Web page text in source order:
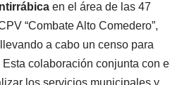
en el área de las 47
“Combate Alto Comedero”,
a cabo un censo para
colaboración conjunta con el
los servicios municipales y